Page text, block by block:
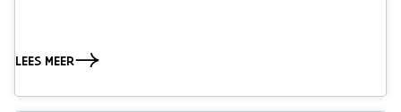
LEES MEER